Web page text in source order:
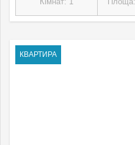
КВАРТИРА